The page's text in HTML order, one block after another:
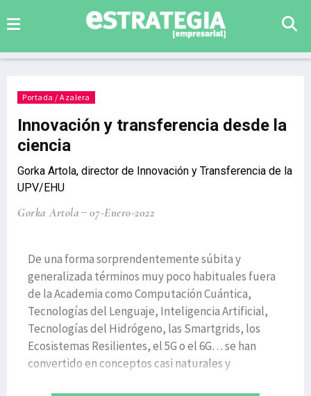
Portada / Azalera
Innovación y transferencia desde la
ciencia
Gorka Artola, director de Innovación y Transferencia de la
UPV/EHU
Gorka Artola 07-Enero-2022
De una forma sorprendentemente súbita y
generalizada términos muy poco habituales fuera
de la Academia como Computación Cuántica,
Tecnologías del Lenguaje, Inteligencia Artificial,
Tecnologías del Hidrógeno, las Smartgrids, los
Ecosistemas Resilientes, el 5G o el 6G… se han
convertido en conceptos casi naturales y